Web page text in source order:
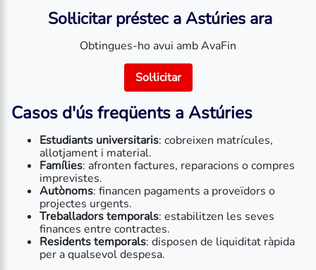
Sol·licitar préstec a Astúries ara
Obtingues-ho avui amb AvaFin
Sol·licitar
Casos d'ús freqüents a Astúries
Estudiants universitaris: cobreixen matrícules,
allotjament i material.
Famílies: afronten factures, reparacions o compres
imprevistes.
Autònoms: financen pagaments a proveïdors o
projectes urgents.
Treballadors temporals: estabilitzen les seves
finances entre contractes.
Residents temporals: disposen de liquiditat ràpida
per a qualsevol despesa.